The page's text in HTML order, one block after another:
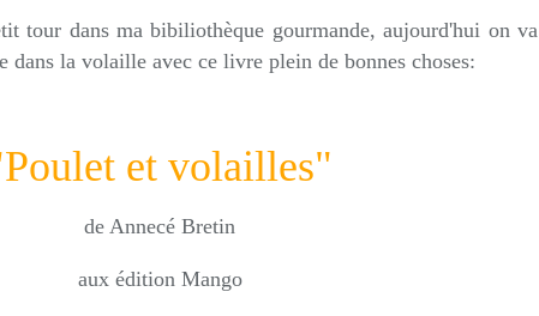
tour dans ma bibiliothèque gourmande, aujourd'hui on va
dans la volaille avec ce livre plein de bonnes choses:
et volailles"
de Annecé Bretin
aux édition Mango